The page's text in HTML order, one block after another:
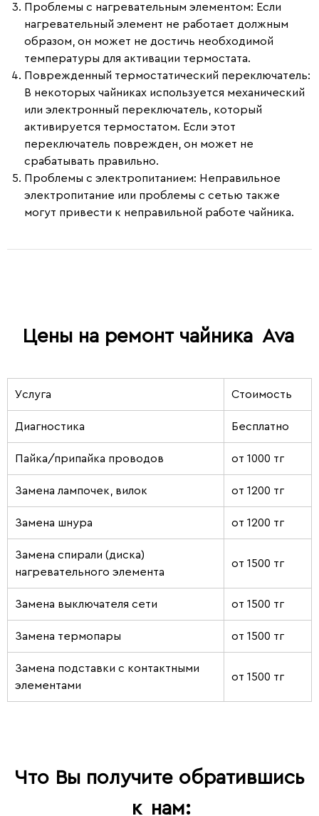
Проблемы с нагревательным элементом: Если
нагревательный элемент не работает должным
образом, он может не достичь необходимой
температуры для активации термостата.
Поврежденный термостатический переключатель:
В некоторых чайниках используется механический
или электронный переключатель, который
активируется термостатом. Если этот
переключатель поврежден, он может не
срабатывать правильно.
Проблемы с электропитанием: Неправильное
электропитание или проблемы с сетью также
могут привести к неправильной работе чайника.
Цены на ремонт чайника Ava
Услуга Стоимость
Диагностика Бесплатно
Пайка/припайка проводов от 1000 тг
Замена лампочек, вилок от 1200 тг
Замена шнура от 1200 тг
Замена спирали (диска)
нагревательного элемента
от 1500 тг
Замена выключателя сети от 1500 тг
Замена термопары от 1500 тг
Замена подставки с контактными
элементами
от 1500 тг
Что Вы получите обратившись
к нам: